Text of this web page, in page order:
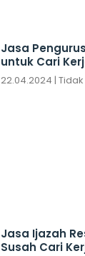
Jasa
untuk Cari
22.04.2024
Jasa Ijazah
Susah Cari